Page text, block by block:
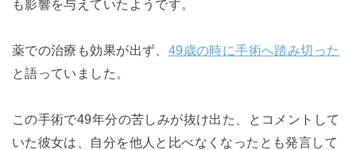
も影響を与えていたようです。
薬での治療も効果が出ず、 49歳の時に手術へ踏み切った
と語っていました。
この手術で49年分の苦しみが抜け出た、とコメントして
いた彼女は、自分を他人と比べなくなったとも発言して